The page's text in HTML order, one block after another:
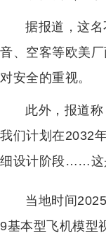
据报道，这
音、空客等欧美
对安全的重视。
此外，报道
我们计划在2032
细设计阶段……这
当地时间
9基本型飞机模型